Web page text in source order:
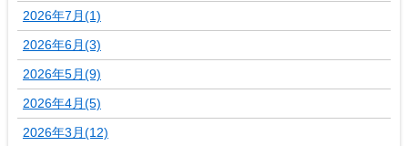
2026年7月(1)
2026年6月(3)
2026年5月(9)
2026年4月(5)
2026年3月(12)